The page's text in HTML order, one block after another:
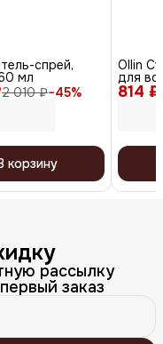
2 010 ₽−45%
спрей,
мл
корзину
814 ₽
Ollin
для
200 мл
рассылку
заказ